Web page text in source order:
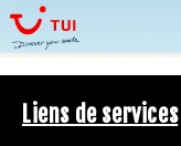
Liens de services